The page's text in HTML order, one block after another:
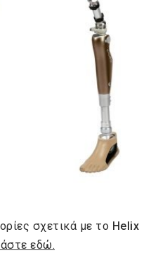
σχετικά με το Helix
εδώ.